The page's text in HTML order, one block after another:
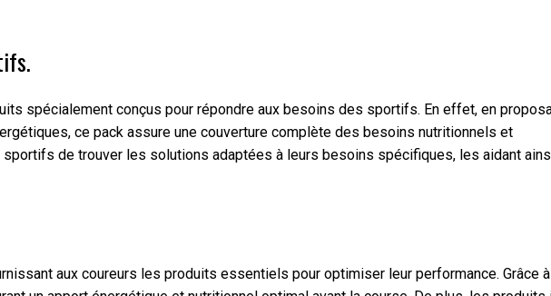
spécialement conçus pour répondre aux besoins des sportifs. En effet, en
ce pack assure une couverture complète des besoins nutritionnels et
de trouver les solutions adaptées à leurs besoins spécifiques, les aidant
aux coureurs les produits essentiels pour optimiser leur performance. Grâce